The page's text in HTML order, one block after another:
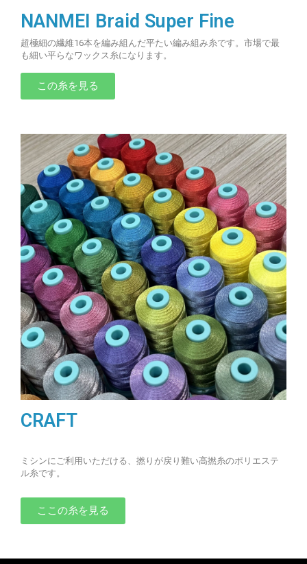
NANMEI Braid Super Fine
超極細の繊維16本を編み組んだ平たい編み組み糸です。市場で最
も細い平らなワックス糸になります。
この糸を見る
CRAFT
ミシンにご利用いただける、撚りが戻り難い高撚糸のポリエステ
ル糸です。
ここの糸を見る